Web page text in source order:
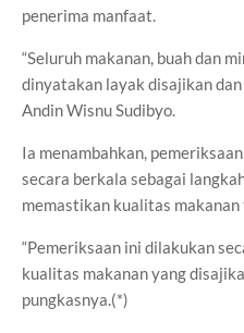
penerima manfaat.
“Seluruh makanan, buah dan
dinyatakan layak disajikan dan
Andin Wisnu Sudibyo.
Ia menambahkan,
secara berkala sebagai
memastikan kualitas
“Pemeriksaan ini dilakukan
kualitas makanan yang
pungkasnya.(*)